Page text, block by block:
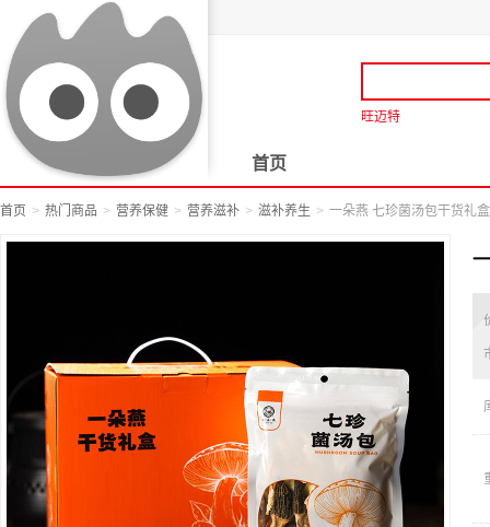
旺迈特
首页
首页 热门商品 营养保健 营养滋补 滋补养生 一朵燕 七珍菌汤包干货礼